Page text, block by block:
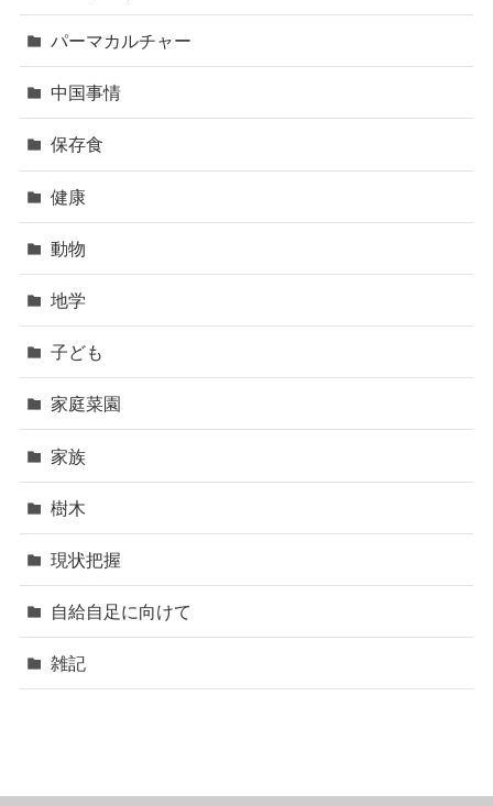
パーマカルチャー
中国事情
保存食
健康
動物
地学
子ども
家庭菜園
家族
樹木
現状把握
自給自足に向けて
雑記